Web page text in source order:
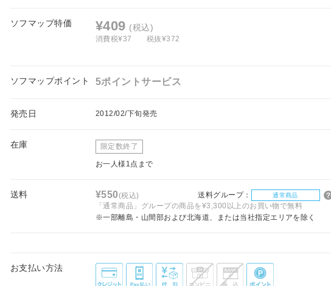
ソフマップ特価 ¥409 (税込)
消費税¥37 税抜¥372
ソフマップポイント 5ポイントサービス
発売日 2012/02/下旬発売
在庫 限定数終了
お一人様1点まで
送料 ¥550(税込) 送料グループ： 通常商品
「通常商品」グループの商品を¥3,300以上のお買い物で無料
※一部離島・山間部および北海道、または当社指定エリアを除く
お支払い方法